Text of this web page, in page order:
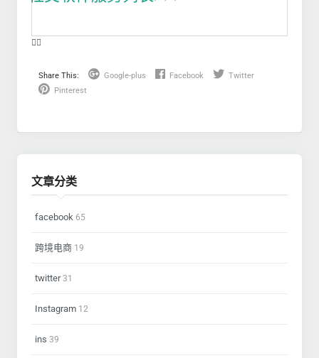
❤️‍🔥
Share This: Google-plus Facebook
Twitter
Pinterest
文章分类
facebook 65
跨境电商 19
twitter31
Instagram 12
ins 39